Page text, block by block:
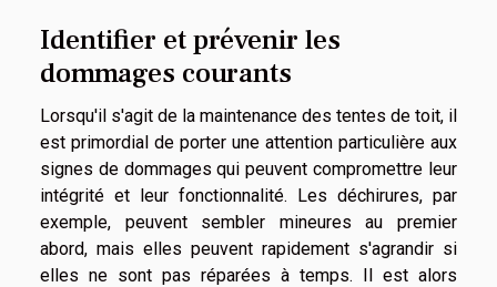
Identifier et prévenir les
dommages courants
Lorsqu'il s'agit de la maintenance des tentes de toit, il
est primordial de porter une attention particulière aux
signes de dommages qui peuvent compromettre leur
intégrité et leur fonctionnalité. Les déchirures, par
exemple, peuvent sembler mineures au premier
abord, mais elles peuvent rapidement s'agrandir si
elles ne sont pas réparées à temps. Il est alors